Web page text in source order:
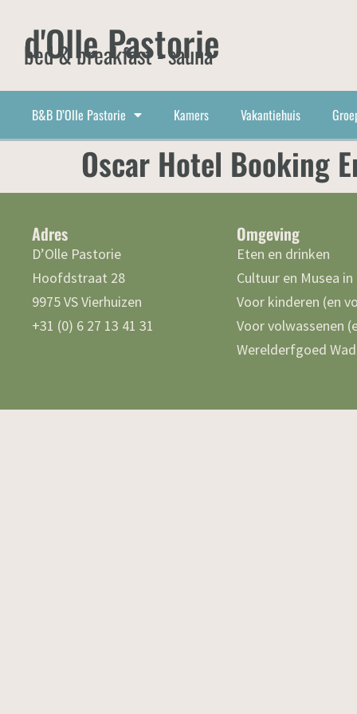
d'Olle Pastorie
bed & breakfast - sauna
B&B D’Olle Pastorie Kamers Vakantiehuis
Oscar Hotel Booking
Adres
D’Olle Pastorie
Hoofdstraat 28
9975 VS Vierhuizen
+31 (0) 6 27 13 41 31
Omgeving
Eten en drinken
Cultuur en Musea
Voor kinderen (en
Voor volwassenen
Werelderfgoed